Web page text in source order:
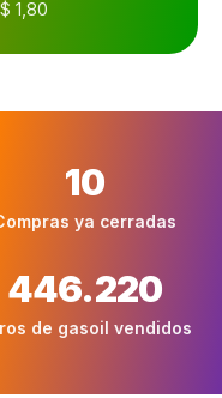
1,80
10
ya cerradas
446.220
de gasoil vendidos